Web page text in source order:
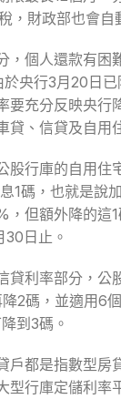
，財政部也會自
，個人還款有困
央行3月20日
要充分反映央行
貸、信貸及自用
股行庫的自用住
1碼，也就是說
，但額外降的這
日止。
貸利率部分，公
降2碼，並適用6
到3碼。
戶都是指數型房
型行庫定儲利率